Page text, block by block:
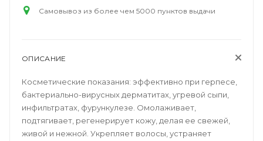
Самовывоз из более чем 5000 пунктов выдачи
ОПИСАНИЕ
Косметические показания: эффективно при герпесе,
бактериально-вирусных дерматитах, угревой сыпи,
инфильтратах, фурункулезе. Омолаживает,
подтягивает, регенерирует кожу, делая ее свежей,
живой и нежной. Укрепляет волосы, устраняет